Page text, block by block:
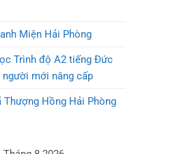
Miện Hải Phòng
Trình độ A2 tiếng Đức
người mới nâng cấp
Thượng Hồng Hải Phòng